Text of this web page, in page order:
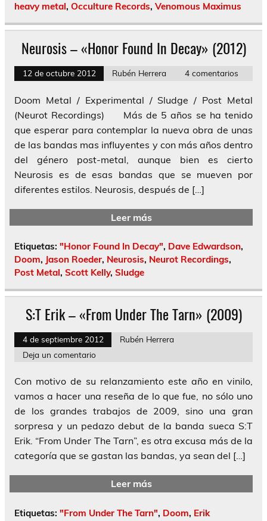
heavy metal, Occulture Records, Venomous Maximus
Neurosis – «Honor Found In Decay» (2012)
12 de octubre 2012 Rubén Herrera 4 comentarios
Doom Metal / Experimental / Sludge / Post Metal
(Neurot Recordings) Más de 5 años se ha tenido
que esperar para contemplar la nueva obra de unas
de las bandas mas influyentes y con más años dentro
del género post-metal, aunque bien es cierto
Neurosis es de esas bandas que se mueven por
diferentes estilos. Neurosis, después de […]
Leer más
Etiquetas: "Honor Found In Decay", Dave Edwardson,
Doom, Jason Roeder, Neurosis, Neurot Recordings,
Post Metal, Scott Kelly, Sludge
S:T Erik – «From Under The Tarn» (2009)
4 de septiembre 2012
Rubén Herrera
Deja un comentario
Con motivo de su relanzamiento este año en vinilo,
vamos a hacer una reseña de lo que fue, no sólo uno
de los grandes trabajos de 2009, sino una gran
sorpresa y un pedazo debut de la banda sueca S:T
Erik. “From Under The Tarn”, es otra excusa más de la
categoría que se gastan las bandas, ya sean del […]
Leer más
Etiquetas: "From Under The Tarn", Doom, Erik